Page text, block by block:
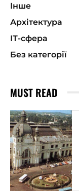
Інше
Архітектура
ІТ-сфера
Без категорії
MUST READ